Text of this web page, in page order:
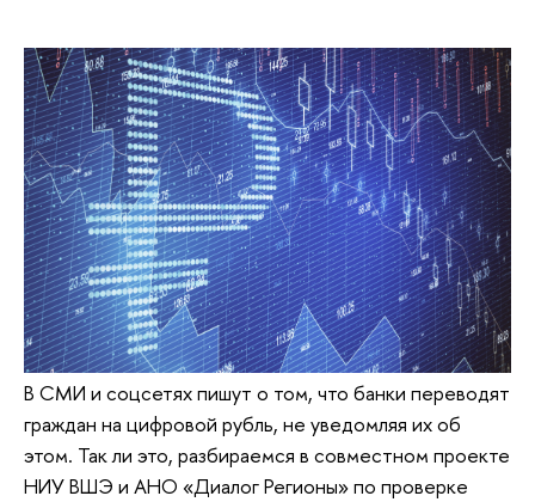
В СМИ и соцсетях пишут о том, что банки переводят
граждан на цифровой рубль, не уведомляя их об
этом. Так ли это, разбираемся в совместном проекте
НИУ ВШЭ и АНО «Диалог Регионы» по проверке